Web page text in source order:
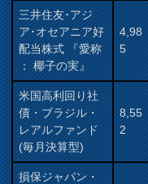
三井住友･アジ
ア･オセアニア好
配当株式 『愛称
： 椰子の実』
4,98
5
米国高利回り社
債・ブラジル・
レアルファンド
(毎月決算型)
8,55
2
損保ジャパン・